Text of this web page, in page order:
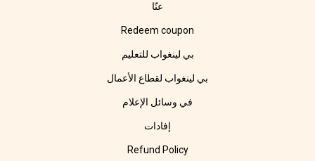
عنّا
Redeem coupon
بي لينغواب للتعليم
بي لينغواب لقطاع الأعمال
في وسائل الإعلام
إفادات
Refund Policy